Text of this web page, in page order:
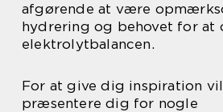
afgørende at være
hydrering og behovet for at
elektrolytbalancen.
For at give dig inspiration
præsentere dig for nogle